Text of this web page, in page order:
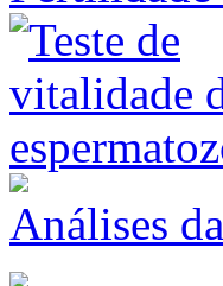
Análises